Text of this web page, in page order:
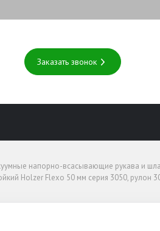
Заказать звонок
Holzer Flexo 50 мм серия 3050, рулон 30
напорно-всасывающие рукава и
Holzer Flexo 50 мм серия 3050, рулон